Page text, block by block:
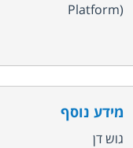
Platform)
מידע נוסף
גוש דן